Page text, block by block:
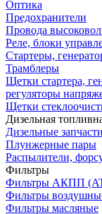
Оптика
Предохранители
Провода
Реле, блоки
Стартеры,
Трамблеры
Щетки стартера,
регуляторы
Щетки
Дизельная
Дизельные
Плунжерные пары
Распылители,
Фильтры
Фильтры АКПП
Фильтры
Фильтры масляные